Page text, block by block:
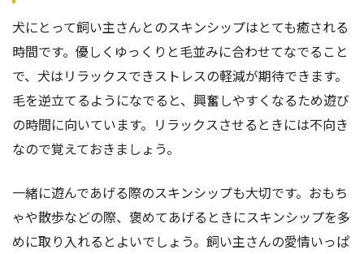
犬にとって飼い主さんとのスキンシップはとても癒される
時間です。優しくゆっくりと毛並みに合わせてなでること
で、犬はリラックスできストレスの軽減が期待できます。
毛を逆立てるようになでると、興奮しやすくなるため遊び
の時間に向いています。リラックスさせるときには不向き
なので覚えておきましょう。
一緒に遊んであげる際のスキンシップも大切です。おもち
ゃや散歩などの際、褒めてあげるときにスキンシップを多
めに取り入れるとよいでしょう。飼い主さんの愛情いっぱ